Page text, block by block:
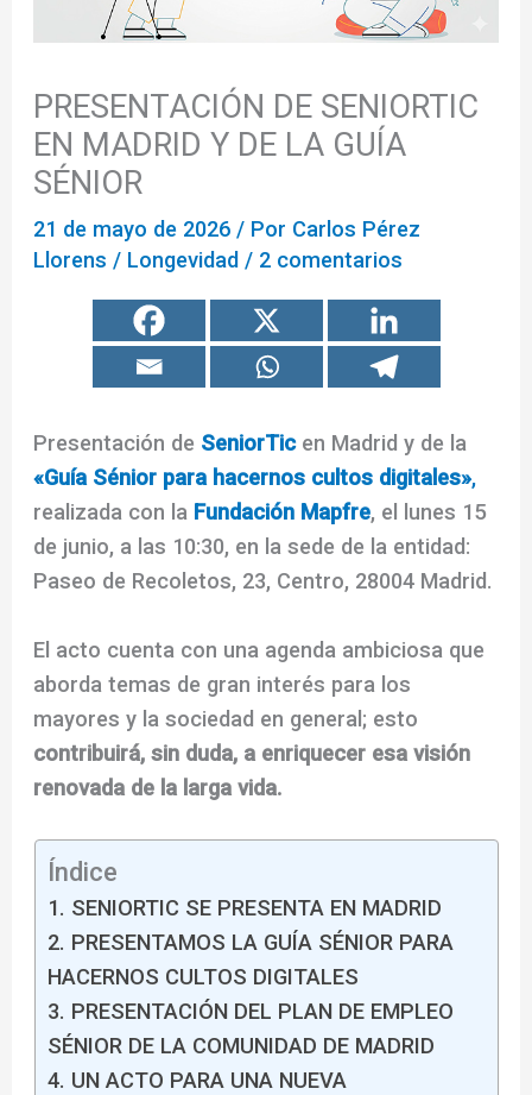
PRESENTACIÓN DE SENIORTIC
EN MADRID Y DE LA GUÍA
SÉNIOR
21 de mayo de 2026 / Por Carlos Pérez
Llorens / Longevidad / 2 comentarios
Presentación de SeniorTicen Madrid y de la
«Guía Sénior para hacernos cultos digitales»,
realizada con la Fundación Mapfre, el lunes 15
de junio, a las 10:30, en la sede de la entidad:
Paseo de Recoletos, 23, Centro, 28004 Madrid.
El acto cuenta con una agenda ambiciosa que
aborda temas de gran interés para los
mayores y la sociedad en general; esto
contribuirá, sin duda, a enriquecer esa visión
renovada de la larga vida.
Índice
1. SENIORTIC SE PRESENTA EN MADRID
2. PRESENTAMOS LA GUÍA SÉNIOR PARA
HACERNOS CULTOS DIGITALES
3. PRESENTACIÓN DEL PLAN DE EMPLEO
SÉNIOR DE LA COMUNIDAD DE MADRID
4. UN ACTO PARA UNA NUEVA